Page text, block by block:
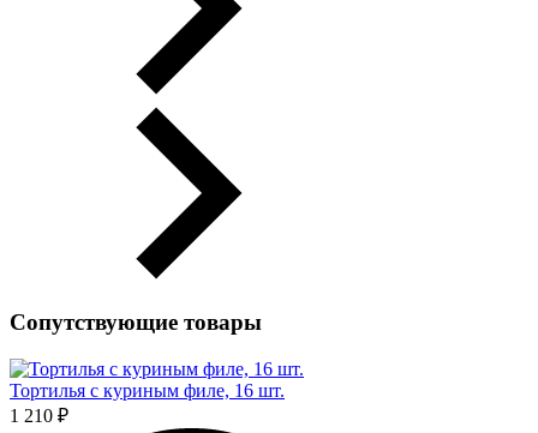
Сопутствующие товары
Тортилья с куриным филе, 16 шт.
1 210 ₽